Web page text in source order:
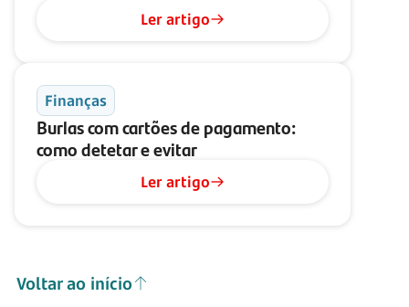
Ler artigo
Finanças
Burlas com cartões de pagamento:
como detetar e evitar
Ler artigo
Voltar ao início